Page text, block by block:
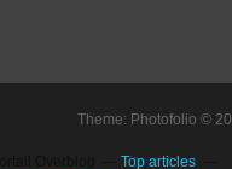
Theme: Photofolio ©
Top articles